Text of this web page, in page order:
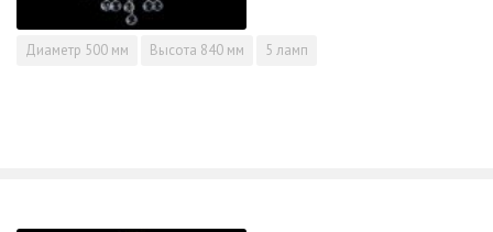
Диаметр 500 мм Высота 840 мм 5 ламп